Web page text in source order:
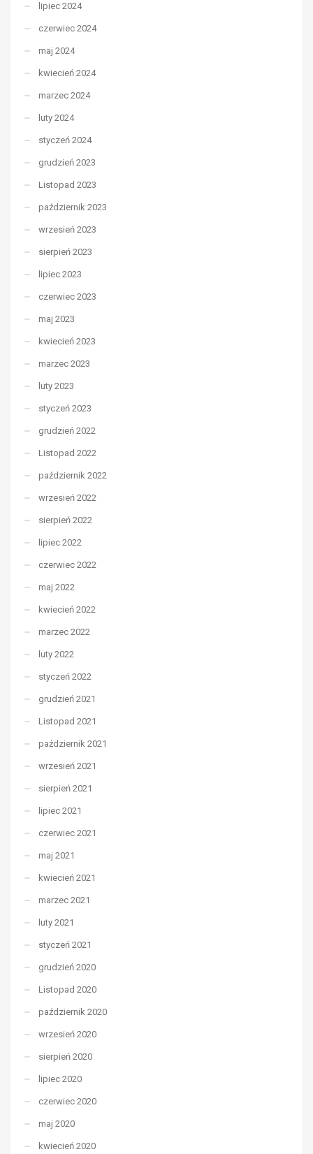
lipiec 2024
czerwiec 2024
maj 2024
kwiecień 2024
marzec 2024
luty 2024
styczeń 2024
grudzień 2023
Listopad 2023
październik 2023
wrzesień 2023
sierpień 2023
lipiec 2023
czerwiec 2023
maj 2023
kwiecień 2023
marzec 2023
luty 2023
styczeń 2023
grudzień 2022
Listopad 2022
październik 2022
wrzesień 2022
sierpień 2022
lipiec 2022
czerwiec 2022
maj 2022
kwiecień 2022
marzec 2022
luty 2022
styczeń 2022
grudzień 2021
Listopad 2021
październik 2021
wrzesień 2021
sierpień 2021
lipiec 2021
czerwiec 2021
maj 2021
kwiecień 2021
marzec 2021
luty 2021
styczeń 2021
grudzień 2020
Listopad 2020
październik 2020
wrzesień 2020
sierpień 2020
lipiec 2020
czerwiec 2020
maj 2020
kwiecień 2020